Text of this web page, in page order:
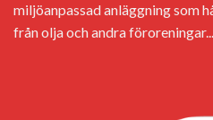
miljöanpassad anläggning som
från olja och andra föroreningar...